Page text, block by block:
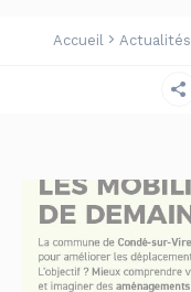
Accueil Actualités